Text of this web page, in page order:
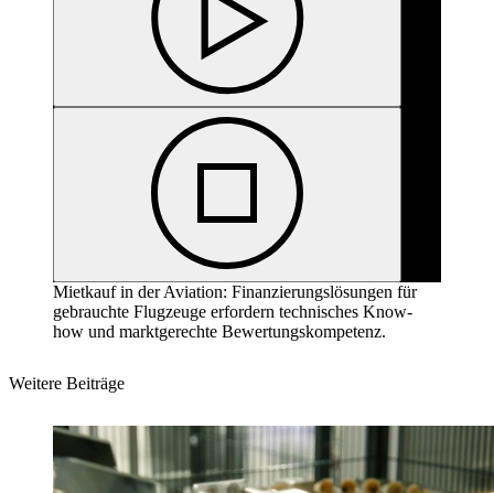
Mietkauf in der Aviation: Finanzierungslösungen für
gebrauchte Flugzeuge erfordern technisches Know-
how und marktgerechte Bewertungskompetenz.
Weitere Beiträge